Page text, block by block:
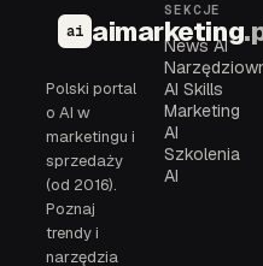
ai aimarketing
Polski portal
o AI w
marketingu i
sprzedaży
(od 2016).
Poznaj
trendy i
narzędzia
SEKCJE
News AI
AI Skills
Marketing
AI
Szkolenia
AI